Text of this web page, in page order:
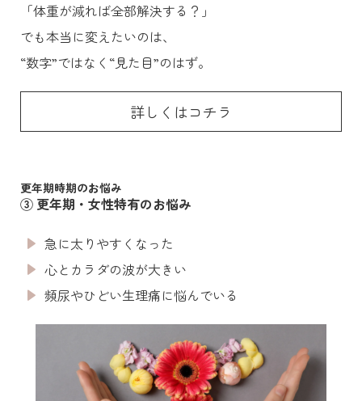
「体重が減れば全部解決する？」
でも本当に変えたいのは、
“数字”ではなく“見た目”のはず。
詳しくはコチラ
更年期時期のお悩み
③ 更年期・女性特有のお悩み
急に太りやすくなった
心とカラダの波が大きい
頻尿やひどい生理痛に悩んでいる